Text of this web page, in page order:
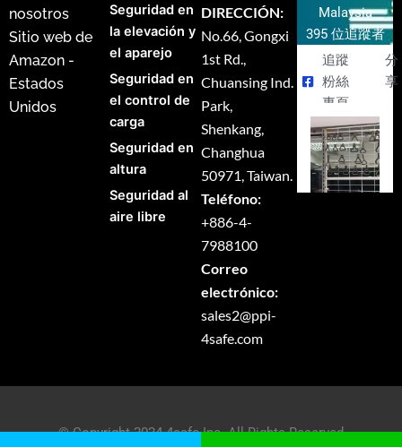
nosotros
Sitio web de
Amazon -
Estados
Unidos
Seguridad en
la elevación y
el aparejo
Seguridad en
el control de
carga
Seguridad en
altura
Seguridad al
aire libre
DIRECCIÓN:
No.66, Gongxi
1st Rd.,
Chuansing Ind.
Park,
Shenkang,
Changhua
50971, Taiwan.
Teléfono:
+886-4-
7988100
Correo
electrónico:
sales2@ppi-
4safe.com
Malaysia
395 位追蹤者
追蹤
粉絲
專頁
分
享
© Copyright 2024 4safe Inc. All Rights Reserved